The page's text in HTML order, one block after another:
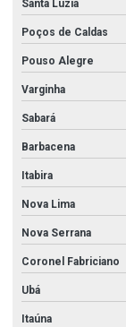
Esguicho regulável
Fábrica de
Filtro y
Filtro y 2
Filtro y aço carbono
Filtro y flangeado
Flanges e conexões
Flanges e conexões
Fornecedor de
Santa Luzia
Poços de Caldas
Pouso Alegre
Varginha
Sabará
Barbacena
Itabira
Nova Lima
Nova Serrana
Coronel Fabriciano
Ubá
Itaúna